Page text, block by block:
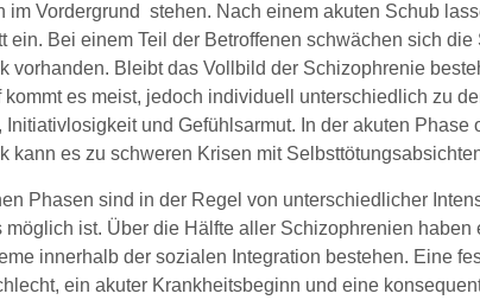
im Vordergrund stehen. Nach einem akuten Schub
ein. Bei einem Teil der Betroffenen schwächen sich
vorhanden. Bleibt das Vollbild der Schizophrenie
kommt es meist, jedoch individuell unterschiedlich zu
Initiativlosigkeit und Gefühlsarmut. In der akuten Phase
kann es zu schweren Krisen mit
Phasen sind in der Regel von unterschiedlicher
möglich ist. Über die Hälfte aller Schizophrenien
innerhalb der sozialen Integration bestehen. Eine
ein akuter Krankheitsbeginn und eine